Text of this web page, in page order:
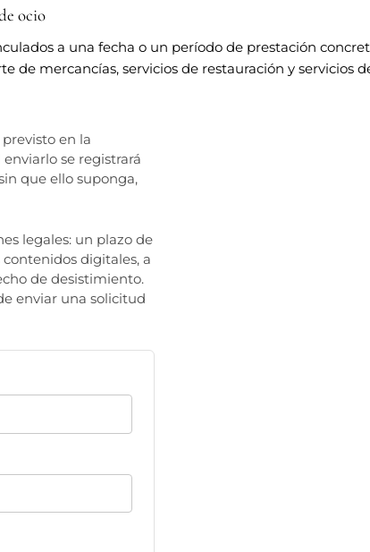
ocio
a una fecha o un período de prestación
de mercancías, servicios de restauración y servicios
en la
se registrará
que ello suponga,
legales: un plazo de
contenidos digitales, a
de desistimiento.
enviar una solicitud